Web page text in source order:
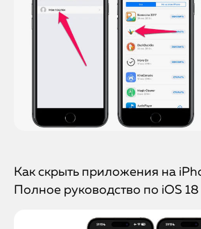
Как скрыть приложения на
Полное руководство по iOS 18